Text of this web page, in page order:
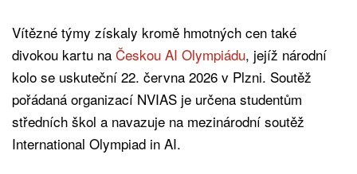
Vítězné týmy získaly kromě hmotných cen také
divokou kartu na Českou AI Olympiádu, jejíž národní
kolo se uskuteční 22. června 2026 v Plzni. Soutěž
pořádaná organizací NVIAS je určena studentům
středních škol a navazuje na mezinárodní soutěž
International Olympiad in AI.